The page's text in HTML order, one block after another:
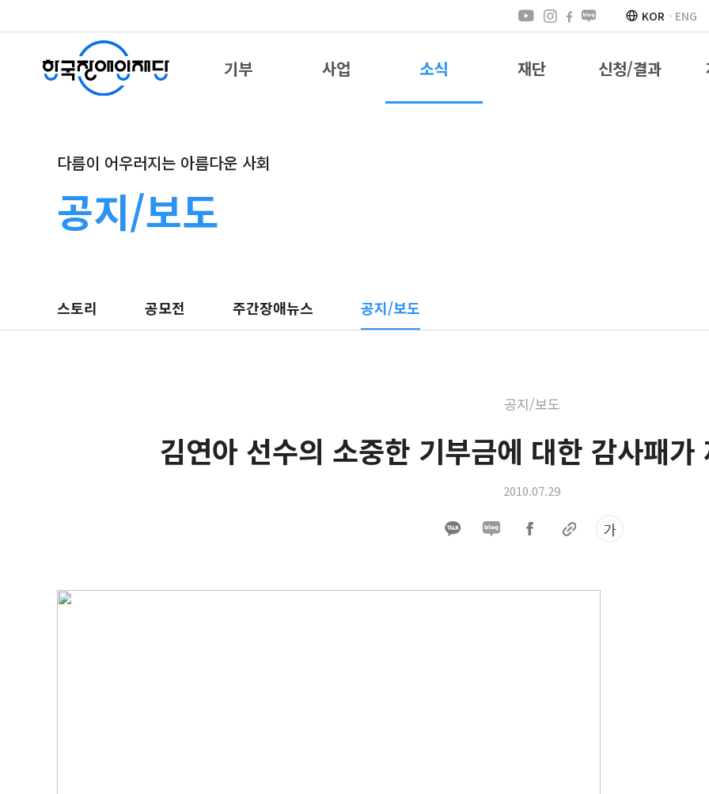
KOR ENG
기부 사업 소식 재단 신청/결과
다름이 어우러지는 아름다운 사회
공지/보도
스토리 공모전 주간장애뉴스 공지/보도
공지/보도
김연아 선수의 소중한 기부금에 대한 감사패가
2010.07.29
가